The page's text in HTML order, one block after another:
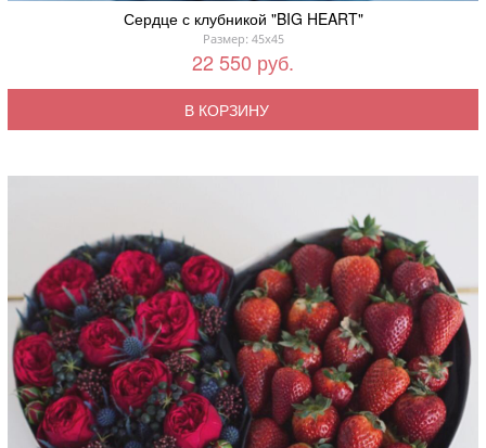
Сердце с клубникой "BIG HEART"
Размер: 45x45
22 550 руб.
В КОРЗИНУ